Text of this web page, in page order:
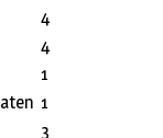
4
4
1
1
3